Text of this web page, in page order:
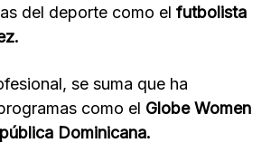
del deporte como el futbolista
se suma que ha
como el Globe Women
Dominicana.